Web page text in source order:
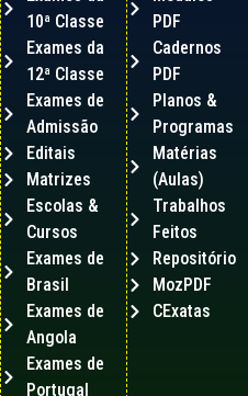
10ª Classe
Exames da
12ª Classe
Exames de
Admissão
Editais
Matrizes
Escolas &
Cursos
Exames de
Brasil
Exames de
Angola
Exames de
Portugal
PDF
Cadernos
PDF
Planos &
Programas
Matérias
(Aulas)
Trabalhos
Feitos
Repositório
MozPDF
CExatas